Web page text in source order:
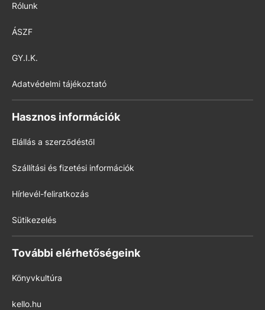
Rólunk
ÁSZF
GY.I.K.
Adatvédelmi tájékoztató
Hasznos információk
Elállás a szerződéstől
Szállítási és fizetési információk
Hírlevél-feliratkozás
Sütikezelés
További elérhetőségeink
Könyvkultúra
kello.hu